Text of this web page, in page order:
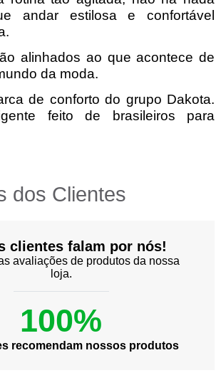
andar estilosa e confortável
alinhados ao que acontece de
da moda.
de conforto do grupo Dakota.
feito de brasileiros para
dos Clientes
clientes falam por nós!
avaliações de produtos da nossa
loja.
100%
recomendam nossos produtos